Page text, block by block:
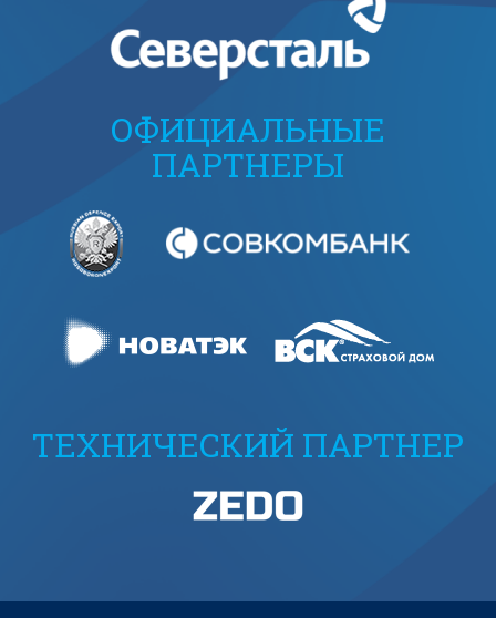
ОФИЦИАЛЬНЫЕ
ПАРТНЕРЫ
ТЕХНИЧЕСКИЙ ПАРТНЕР